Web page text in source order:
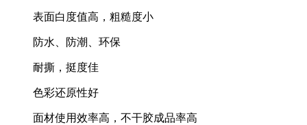
表面白度值高，粗糙度小
防水、防潮、环保
耐撕，挺度佳
色彩还原性好
面材使用效率高，不干胶成品率高